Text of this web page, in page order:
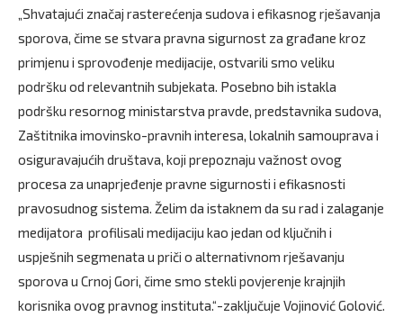
„Shvatajući značaj rasterećenja sudova i efikasnog rješavanja
sporova, čime se stvara pravna sigurnost za građane kroz
primjenu i sprovođenje medijacije, ostvarili smo veliku
podršku od relevantnih subjekata. Posebno bih istakla
podršku resornog ministarstva pravde, predstavnika sudova,
Zaštitnika imovinsko-pravnih interesa, lokalnih samouprava i
osiguravajućih društava, koji prepoznaju važnost ovog
procesa za unaprjeđenje pravne sigurnosti i efikasnosti
pravosudnog sistema. Želim da istaknem da su rad i zalaganje
medijatora profilisali medijaciju kao jedan od ključnih i
uspješnih segmenata u priči o alternativnom rješavanju
sporova u Crnoj Gori, čime smo stekli povjerenje krajnjih
korisnika ovog pravnog instituta.“-zaključuje Vojinović Golović.